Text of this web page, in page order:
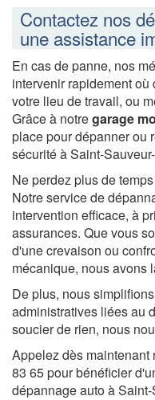
Contactez nos
une assistance
En cas de panne, nos
intervenir rapidement
votre lieu de travail, ou
Grâce à notregarage
place pour dépanner ou
sécurité à Saint-
Ne perdez plus de
Notre service de
intervention efficace, à
assurances. Que vous
d'une crevaison ou
mécanique, nous avons
De plus, nous
administratives liées au
soucier de rien, nous
Appelez dès maintenant
83 65 pour bénéficier
dépannage auto à